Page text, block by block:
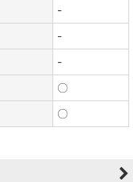
-
-
-
〇
〇